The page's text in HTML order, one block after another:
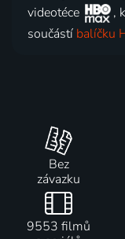
videotéce
,
součástí balíčku
Bez
závazku
9553 filmů